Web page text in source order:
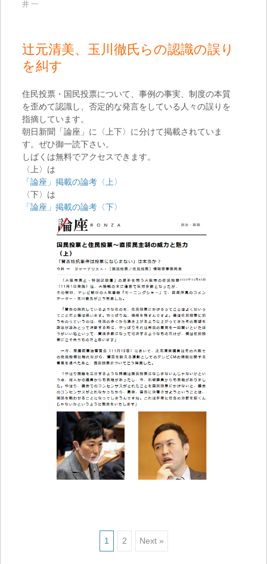
井 一
辻元清美、玉川徹氏らの認識の誤り
を糾す
住民投票・国民投票について、事例の事実、制度の本質
を歪めて認識し、否定的な発言をしている人々の誤りを
指摘しています。
朝日新聞「論座」に〈上下〉に分けて掲載されていま
す。ぜひ御一読下さい。
しばくは無料でアクセスできます。
〈上〉は
「論座」掲載の論考〈上〉
〈下〉は
「論座」掲載の論考〈下〉
1 2 Next »